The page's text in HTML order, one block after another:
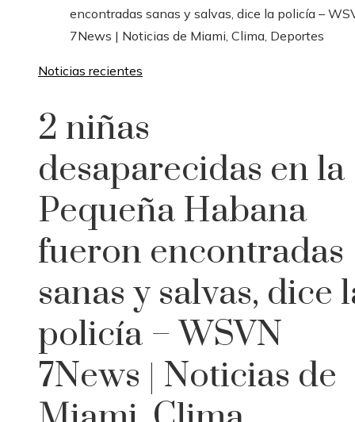
encontradas sanas y salvas, dice la policía –
7News | Noticias de Miami, Clima, Deportes
Noticias recientes
2 niñas
desaparecidas en la
Pequeña Habana
fueron encontradas
sanas y salvas, dice
policía – WSVN
7News | Noticias de